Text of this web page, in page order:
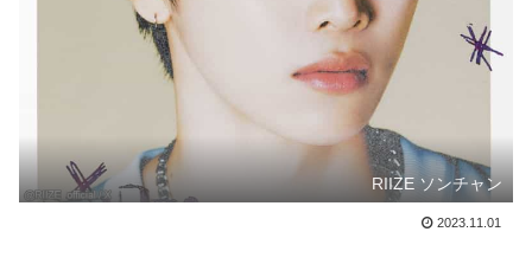
RIIZE ソンチャン
2023.11.01